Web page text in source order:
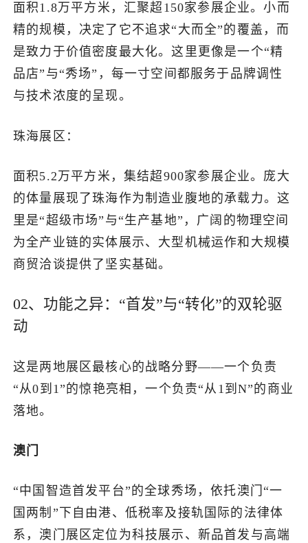
面积1.8万平方米，汇聚超150家参展企业。小而
精的规模，决定了它不追求“大而全”的覆盖，而
是致力于价值密度最大化。这里更像是一个“精
品店”与“秀场”，每一寸空间都服务于品牌调性
与技术浓度的呈现。
珠海展区：
面积5.2万平方米，集结超900家参展企业。庞大
的体量展现了珠海作为制造业腹地的承载力。这
里是“超级市场”与“生产基地”，广阔的物理空间
为全产业链的实体展示、大型机械运作和大规模
商贸洽谈提供了坚实基础。
02、功能之异：“首发”与“转化”的双轮驱
动
这是两地展区最核心的战略分野——一个负责
“从0到1”的惊艳亮相，一个负责“从1到N”的商业
落地。
澳门
“中国智造首发平台”的全球秀场，依托澳门“一
国两制”下自由港、低税率及接轨国际的法律体
系，澳门展区定位为科技展示、新品首发与高端